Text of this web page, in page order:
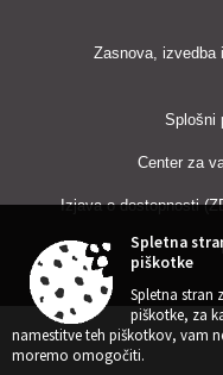
Zasnova, izvedba
Splošni
Center za
Izjava o dostopnosti
Spletna
piškotke
Spletna stran
piškotke, za
namestitve teh piškotkov, vam
moremo omogočiti.